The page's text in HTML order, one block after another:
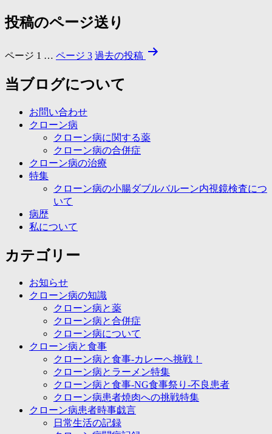
投稿のページ送り
ページ 1 … ページ 3 過去の投稿
当ブログについて
お問い合わせ
クローン病
クローン病に関する薬
クローン病の合併症
クローン病の治療
特集
クローン病の小腸ダブルバルーン内視鏡検査につ
いて
病歴
私について
カテゴリー
お知らせ
クローン病の知識
クローン病と薬
クローン病と合併症
クローン病について
クローン病と食事
クローン病と食事-カレーへ挑戦！
クローン病とラーメン特集
クローン病と食事-NG食事祭り-不良患者
クローン病患者焼肉への挑戦特集
クローン病患者時事戯言
日常生活の記録